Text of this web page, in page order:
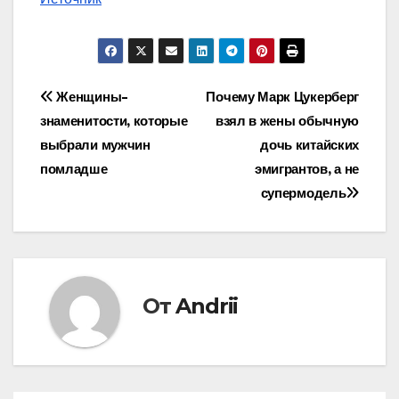
Навигация
по
записям
Почему Марк Цукерберг
взял в жены обычную
дочь китайских
эмигрантов, а не
супермодель
Женщины-
знаменитости, которые
выбрали мужчин
помладше
ОтAndrii